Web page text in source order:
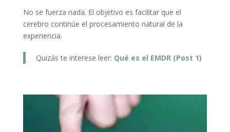
No se fuerza nada. El objetivo es facilitar que el
cerebro continúe el procesamiento natural de la
experiencia.
Quizás te interese leer: Qué es el EMDR (Post 1)